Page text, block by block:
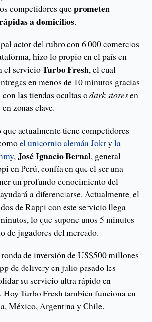
competidores queprometen
a domicilios.
actor del rubro con 6.000 comercios
hizo lo propio en el país en
el servicioTurbo Fresh, el cual
en menos de 10 minutos gracias
las tiendas ocultas odark storesen
zonas clave.
que actualmente tiene competidores
el unicornio alemán Jokryla
,José Ignacio Bernal, general
en Perú, confía en que el ser una
un profundo conocimiento del
a diferenciarse. Actualmente, el
de Rappi con este servicio llega
lo que supone unos 5 minutos
de jugadores del mercado.
de inversión de US$500 millones
de delivery en julio pasado les
su servicio ultra rápido en
Turbo Fresh también funciona en
México, Argentina y Chile.